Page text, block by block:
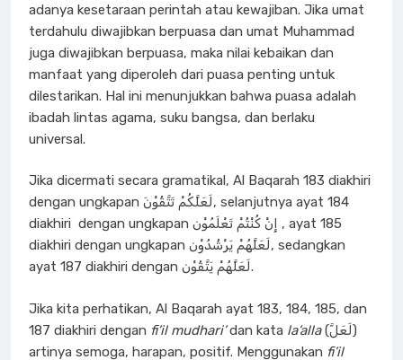
adanya kesetaraan perintah atau kewajiban. Jika umat
terdahulu diwajibkan berpuasa dan umat Muhammad
juga diwajibkan berpuasa, maka nilai kebaikan dan
manfaat yang diperoleh dari puasa penting untuk
dilestarikan. Hal ini menunjukkan bahwa puasa adalah
ibadah lintas agama, suku bangsa, dan berlaku
universal.
Jika dicermati secara gramatikal, Al Baqarah 183 diakhiri
dengan ungkapan لَعَلَّكُمْ تَتَّقُوْنَ, selanjutnya ayat 184
diakhiri dengan ungkapan إِنْ كُنْتُمْ تَعْلَمُوْن , ayat 185
diakhiri dengan ungkapan لَعَلَّهُمْ يَرْشُدُوْن, sedangkan
ayat 187 diakhiri dengan لَعَلَّهُمْ يَتَّقُوْن.
Jika kita perhatikan, Al Baqarah ayat 183, 184, 185, dan
187 diakhiri dengan fi’il mudhari’dan kata la’alla(لَعَلَّ)
artinya semoga, harapan, positif. Menggunakan fi’il